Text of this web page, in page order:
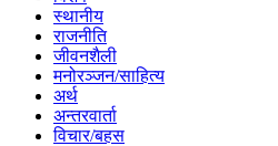
स्थानीय
राजनीति
जीवनशैली
मनोरञ्जन/साहित्य
अर्थ
अन्तरवार्ता
विचार/बहस